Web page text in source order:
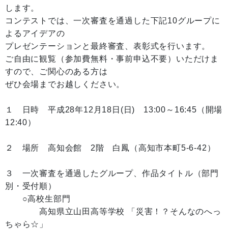
します。
コンテストでは、一次審査を通過した下記10グループに
よるアイデアの
プレゼンテーションと最終審査、表彰式を行います。
ご自由に観覧（参加費無料・事前申込不要）いただけま
すので、ご関心のある方は
ぜひ会場までお越しください。
１ 日時 平成28年12月18日(日) 13:00～16:45（開場
12:40）
２ 場所 高知会館 2階 白鳳（高知市本町5-6-42）
３ 一次審査を通過したグループ、作品タイトル（部門
別・受付順）
○高校生部門
高知県立山田高等学校 「災害！？そんなのへっ
ちゃら☆」